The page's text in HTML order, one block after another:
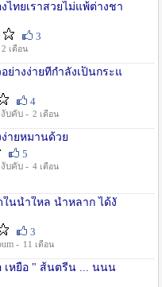
ไทยเราสวยไม่แพ้ต่างชา
3
2 เดือน
ย่างง่ายที่กำลังเป็นกระแ
4
บคับ - 2 เดือน
ง่ายหมานด้วย
5
บคับ - 4 เดือน
ในน้ำใหล น้ำหลาก ได้งั
3
- 11 เดือน
เหยื่อ " ส้นตรีน ... นนน